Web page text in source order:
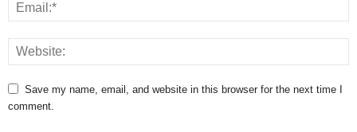
Save my name, email, and website in this browser for the next time I
comment.